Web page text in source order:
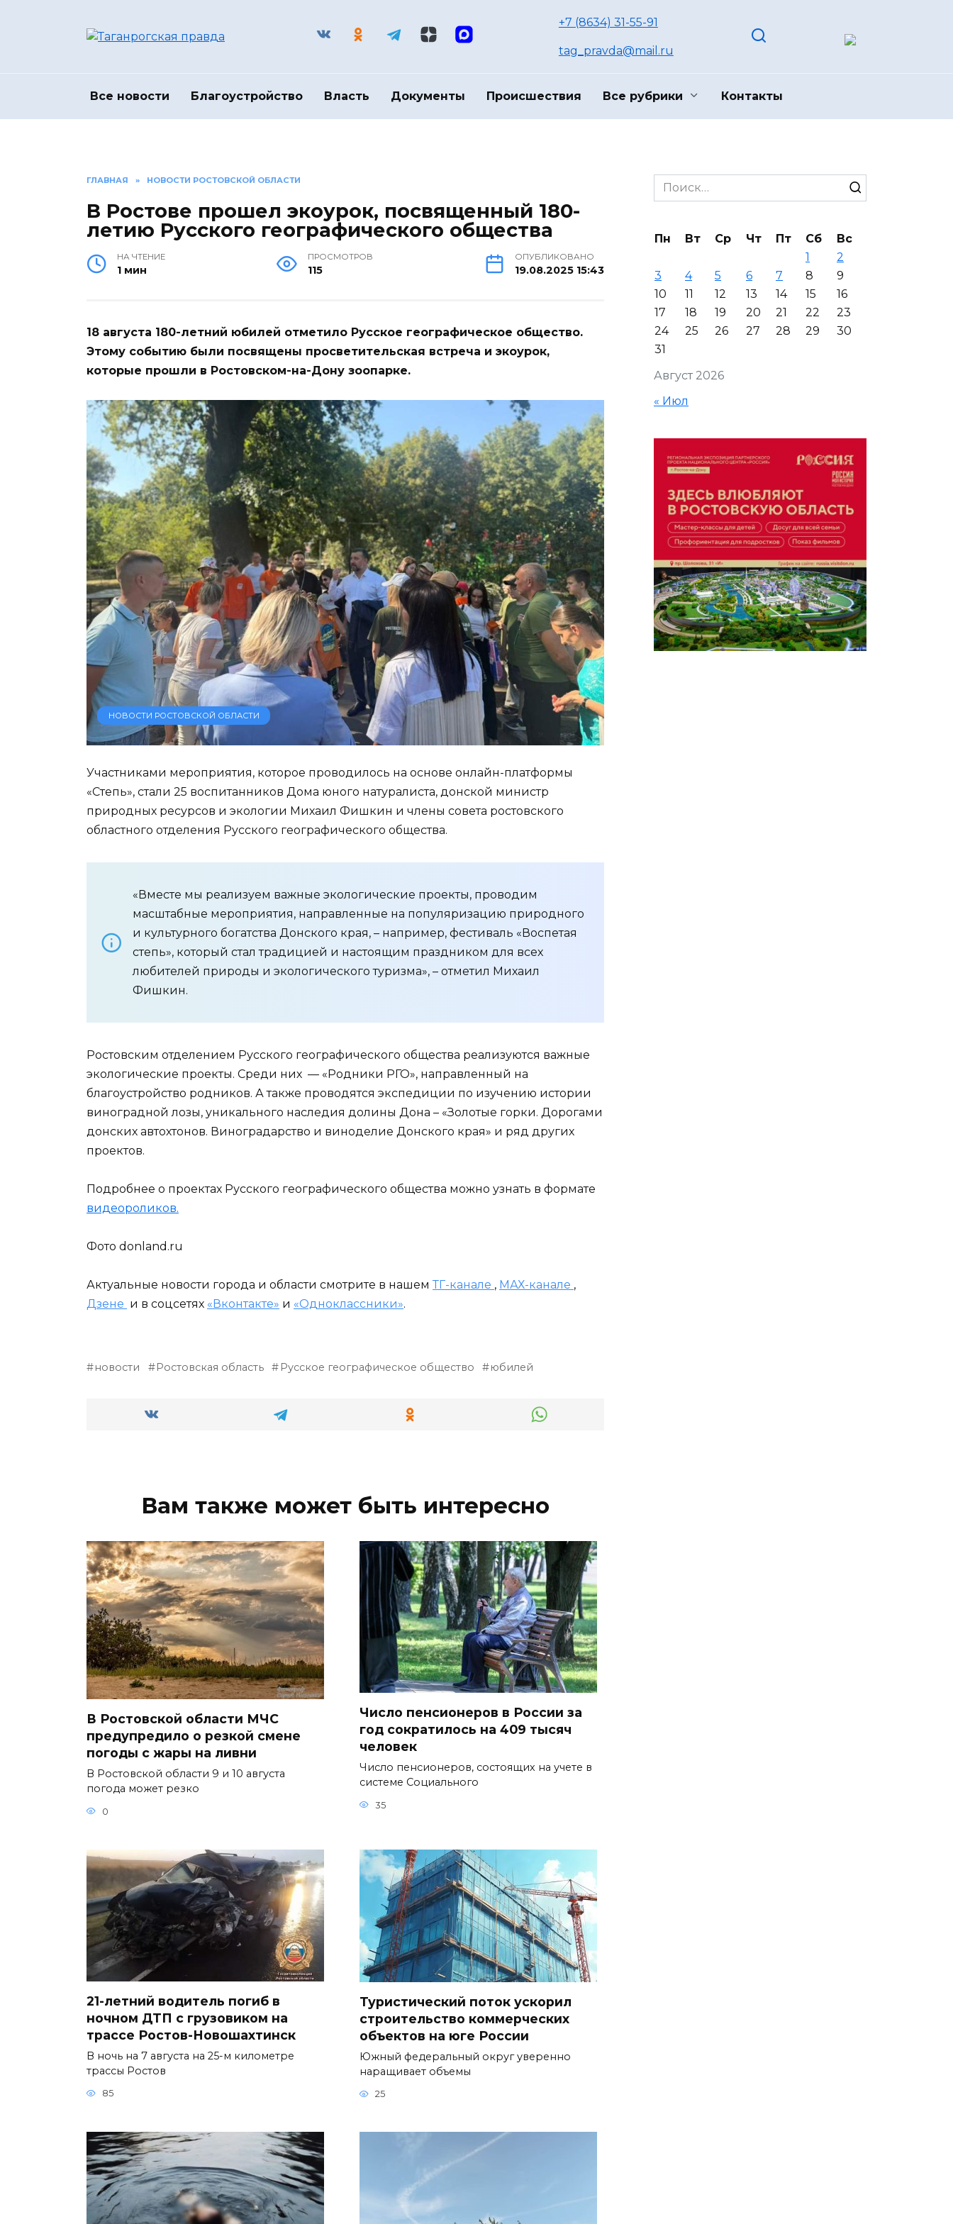
+7 (8634) 31-55-91
tag_pravda@mail.ru
Все новости Благоустройство Власть Документы Происшествия Все рубрики Контакты
ГЛАВНАЯ » НОВОСТИ РОСТОВСКОЙ ОБЛАСТИ
В Ростове прошел экоурок, посвященный 180-
летию Русского географического общества
НА ЧТЕНИЕ
1 мин
ПРОСМОТРОВ
115
ОПУБЛИКОВАНО
19.08.2025 15:43
18 августа 180-летний юбилей отметило Русское географическое общество.
Этому событию были посвящены просветительская встреча и экоурок,
которые прошли в Ростовском-на-Дону зоопарке.
НОВОСТИ РОСТОВСКОЙ ОБЛАСТИ
Участниками мероприятия, которое проводилось на основе онлайн-платформы
«Степь», стали 25 воспитанников Дома юного натуралиста, донской министр
природных ресурсов и экологии Михаил Фишкин и члены совета ростовского
областного отделения Русского географического общества.
«Вместе мы реализуем важные экологические проекты, проводим
масштабные мероприятия, направленные на популяризацию природного
и культурного богатства Донского края, – например, фестиваль «Воспетая
степь», который стал традицией и настоящим праздником для всех
любителей природы и экологического туризма», – отметил Михаил
Фишкин.
Ростовским отделением Русского географического общества реализуются важные
экологические проекты. Среди них — «Родники РГО», направленный на
благоустройство родников. А также проводятся экспедиции по изучению истории
виноградной лозы, уникального наследия долины Дона – «Золотые горки. Дорогами
донских автохтонов. Виноградарство и виноделие Донского края» и ряд других
проектов.
Подробнее о проектах Русского географического общества можно узнать в формате
видеороликов.
Фото donland.ru
Актуальные новости города и области смотрите в нашем ТГ-канале , МАХ-канале ,
Дзене и в соцсетях «Вконтакте» и «Одноклассники».
новости Ростовская область Русское географическое общество юбилей
Вам также может быть интересно
В Ростовской области МЧС
предупредило о резкой смене
погоды с жары на ливни
В Ростовской области 9 и 10 августа
погода может резко
0
Число пенсионеров в России за
год сократилось на 409 тысяч
человек
Число пенсионеров, состоящих на учете в
системе Социального
35
21-летний водитель погиб в
ночном ДТП с грузовиком на
трассе Ростов-Новошахтинск
В ночь на 7 августа на 25-м километре
трассы Ростов
85
Туристический поток ускорил
строительство коммерческих
объектов на юге России
Южный федеральный округ уверенно
наращивает объемы
25
Search
for:
Август 2026
Пн Вт Ср Чт Пт Сб
Вс
1
2
3
4 5 6 7 8
9
10
11 12 13 14 15
16
17
18 19 20 21 22
23
24
25 26 27 28 29
30
31
« Июл